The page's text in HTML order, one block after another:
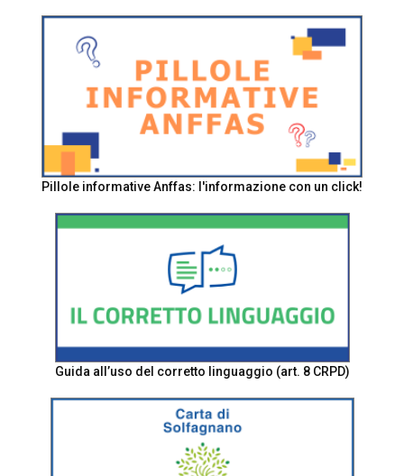
Pillole informative Anffas: l'informazione con un click!
Guida all’uso del corretto linguaggio (art. 8 CRPD)